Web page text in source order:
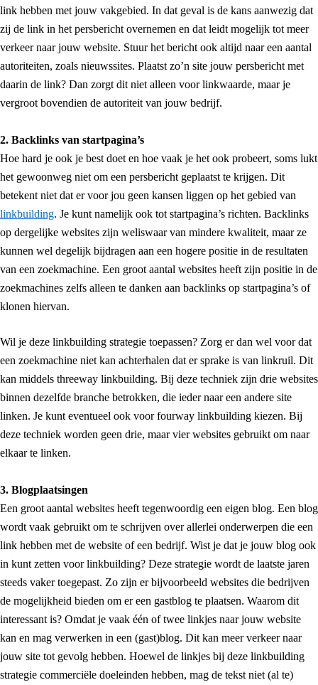
link hebben met jouw vakgebied. In dat geval is de kans aanwezig dat
zij de link in het persbericht overnemen en dat leidt mogelijk tot meer
verkeer naar jouw website. Stuur het bericht ook altijd naar een aantal
autoriteiten, zoals nieuwssites. Plaatst zo’n site jouw persbericht met
daarin de link? Dan zorgt dit niet alleen voor linkwaarde, maar je
vergroot bovendien de autoriteit van jouw bedrijf.
2. Backlinks van startpagina’s
Hoe hard je ook je best doet en hoe vaak je het ook probeert, soms lukt
het gewoonweg niet om een persbericht geplaatst te krijgen. Dit
betekent niet dat er voor jou geen kansen liggen op het gebied van
linkbuilding. Je kunt namelijk ook tot startpagina’s richten. Backlinks
op dergelijke websites zijn weliswaar van mindere kwaliteit, maar ze
kunnen wel degelijk bijdragen aan een hogere positie in de resultaten
van een zoekmachine. Een groot aantal websites heeft zijn positie in de
zoekmachines zelfs alleen te danken aan backlinks op startpagina’s of
klonen hiervan.
Wil je deze linkbuilding strategie toepassen? Zorg er dan wel voor dat
een zoekmachine niet kan achterhalen dat er sprake is van linkruil. Dit
kan middels threeway linkbuilding. Bij deze techniek zijn drie websites
binnen dezelfde branche betrokken, die ieder naar een andere site
linken. Je kunt eventueel ook voor fourway linkbuilding kiezen. Bij
deze techniek worden geen drie, maar vier websites gebruikt om naar
elkaar te linken.
3. Blogplaatsingen
Een groot aantal websites heeft tegenwoordig een eigen blog. Een blog
wordt vaak gebruikt om te schrijven over allerlei onderwerpen die een
link hebben met de website of een bedrijf. Wist je dat je jouw blog ook
in kunt zetten voor linkbuilding? Deze strategie wordt de laatste jaren
steeds vaker toegepast. Zo zijn er bijvoorbeeld websites die bedrijven
de mogelijkheid bieden om er een gastblog te plaatsen. Waarom dit
interessant is? Omdat je vaak één of twee linkjes naar jouw website
kan en mag verwerken in een (gast)blog. Dit kan meer verkeer naar
jouw site tot gevolg hebben. Hoewel de linkjes bij deze linkbuilding
strategie commerciële doeleinden hebben, mag de tekst niet (al te)